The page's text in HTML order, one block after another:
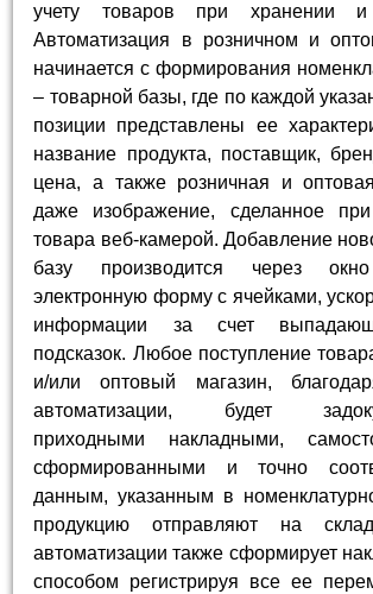
учету товаров при хранении и
Автоматизация в розничном и
начинается с формирования
– товарной базы, где по каждой
позиции представлены ее
название продукта, поставщик,
цена, а также розничная и
даже изображение, сделанное
товара веб-камерой. Добавление
базу производится через
электронную форму с ячейками,
информации за счет
подсказок. Любое поступление
и/или оптовый магазин,
автоматизации, будет
приходными накладными,
сформированными и точно
данным, указанным в
продукцию отправляют на
автоматизации также сформирует
способом регистрируя все ее